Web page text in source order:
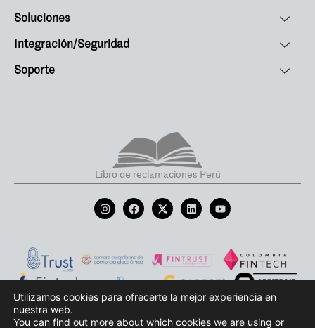
Soluciones
Integración/Seguridad
Soporte
Libro de reclamaciones Perú
Términos y condiciones de uso
Utilizamos cookies para ofrecerte la mejor experiencia en
nuestra web.
You can find out more about which cookies we are using or